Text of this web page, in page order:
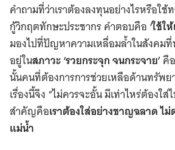
คำถามที่ว่าเราต้องลงทุนอย่างไรหรือใช้
กู้วิกฤตทักษะประชากร คำตอบคือ ‘ใช้ใ
มองไปที่ปัญหาความเหลื่อมล้ำในสังคม
อยู่ในสภาวะ‘รวยกระจุก จนกระจาย’คื
นั้นคนที่ต้องการการช่วยเหลือด้านทรัพย
เรื่องนี้จึง “ไม่ควรจะอั้น มีเท่าไหร่ต้องใ
สำคัญคือเราต้องใส่อย่างชาญฉลาด ไ
แม่น้ำ